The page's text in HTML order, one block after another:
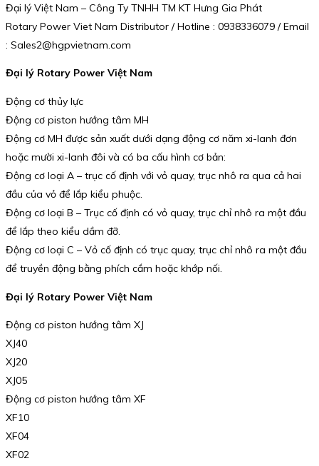
Đại lý Việt Nam – Công Ty TNHH TM KT Hưng Gia Phát
Rotary Power Viet Nam Distributor / Hotline : 0938336079 / Email
: Sales2@hgpvietnam.com
Đại lý Rotary Power Việt Nam
Động cơ thủy lực
Động cơ piston hướng tâm MH
Động cơ MH được sản xuất dưới dạng động cơ năm xi-lanh đơn
hoặc mười xi-lanh đôi và có ba cấu hình cơ bản:
Động cơ loại A – trục cố định với vỏ quay, trục nhô ra qua cả hai
đầu của vỏ để lắp kiểu phuộc.
Động cơ loại B – Trục cố định có vỏ quay, trục chỉ nhô ra một đầu
để lắp theo kiểu dầm đỡ.
Động cơ loại C – Vỏ cố định có trục quay, trục chỉ nhô ra một đầu
để truyền động bằng phích cắm hoặc khớp nối.
Đại lý Rotary Power Việt Nam
Động cơ piston hướng tâm XJ
XJ40
XJ20
XJ05
Động cơ piston hướng tâm XF
XF10
XF04
XF02